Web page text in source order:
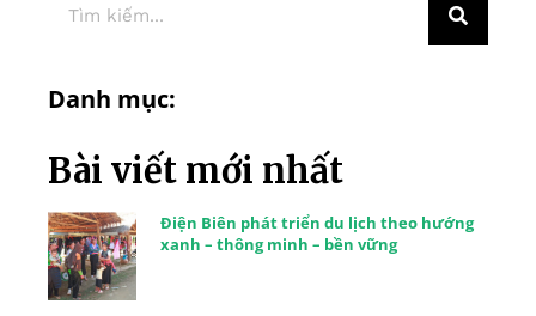
Danh mục:
Bài viết mới nhất
Điện Biên phát triển du lịch theo hướng
xanh – thông minh – bền vững